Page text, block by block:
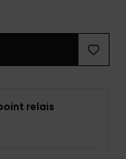
relais